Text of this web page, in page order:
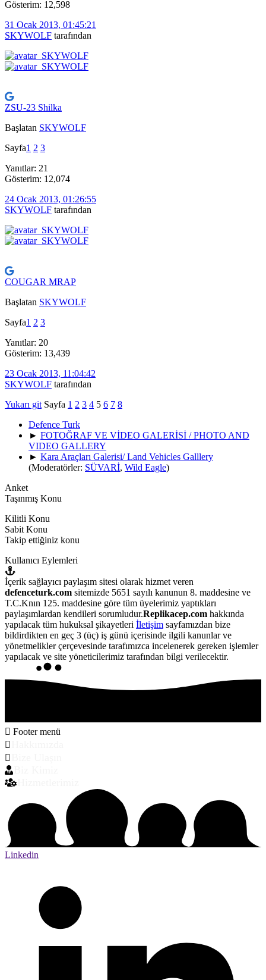
Gösterim: 12,598
31 Ocak 2013, 01:45:21
SKYWOLF tarafından
ZSU-23 Shilka
Başlatan SKYWOLF
Sayfa1 2 3
Yanıtlar: 21
Gösterim: 12,074
24 Ocak 2013, 01:26:55
SKYWOLF tarafından
COUGAR MRAP
Başlatan SKYWOLF
Sayfa1 2 3
Yanıtlar: 20
Gösterim: 13,439
23 Ocak 2013, 11:04:42
SKYWOLF tarafından
Yukarı git Sayfa 1 2 3 4 5 6 7 8
Defence Turk
► FOTOĞRAF VE VİDEO GALERİSİ / PHOTO AND
VIDEO GALLERY
► Kara Araçları Galerisi/ Land Vehicles Galllery
(Moderatörler: SÜVARİ, Wild Eagle)
Anket
Taşınmış Konu
Kilitli Konu
Sabit Konu
Takip ettiğiniz konu
Kullanıcı Eylemleri
İçerik sağlayıcı paylaşım sitesi olarak hizmet veren
defenceturk.com sitemizde 5651 sayılı kanunun 8. maddesine ve
T.C.Knın 125. maddesine göre tüm üyelerimiz yaptıkları
paylaşımlardan kendileri sorumludur.Replikacep.com hakkında
yapılacak tüm hukuksal şikayetleri İletişim sayfamızdan bize
bildirdikten en geç 3 (üç) iş günü içerisinde ilgili kanunlar ve
yönetmelikler çerçevesinde tarafımızca incelenerek gereken işlemler
yapılacak ve site yöneticilerimiz tarafından bilgi verilecektir.
Footer menü
Linkedin